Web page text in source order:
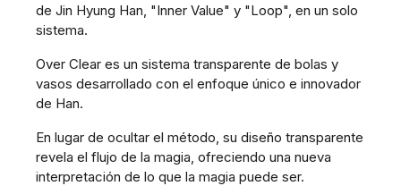
de Jin Hyung Han, "Inner Value" y "Loop", en un solo
sistema.
Over Clear es un sistema transparente de bolas y
vasos desarrollado con el enfoque único e innovador
de Han.
En lugar de ocultar el método, su diseño transparente
revela el flujo de la magia, ofreciendo una nueva
interpretación de lo que la magia puede ser.